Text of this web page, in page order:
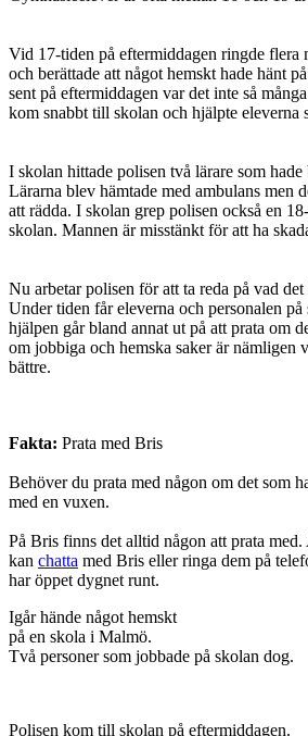
Vid 17-tiden på eftermiddagen ringde flera
och berättade att något hemskt hade hänt
sent på eftermiddagen var det inte så
kom snabbt till skolan och hjälpte eleverna
I skolan hittade polisen två lärare som
Lärarna blev hämtade med ambulans men
att rädda. I skolan grep polisen också en
skolan. Mannen är misstänkt för att ha
Nu arbetar polisen för att ta reda på vad
Under tiden får eleverna och personalen
hjälpen går bland annat ut på att prata om
om jobbiga och hemska saker är nämligen
bättre.
Fakta: Prata med Bris
Behöver du prata med någon om det som
med en vuxen.
På Bris finns det alltid någon att prata
kan chatta med Bris eller ringa dem på
har öppet dygnet runt.
Igår hände något hemskt
på en skola i Malmö.
Två personer som jobbade på skolan dog.
Polisen kom till skolan på eftermiddagen.